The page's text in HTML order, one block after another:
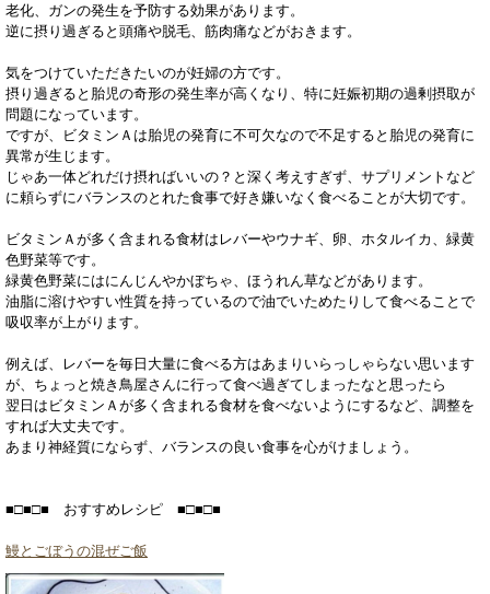
老化、ガンの発生を予防する効果があります。
逆に摂り過ぎると頭痛や脱毛、筋肉痛などがおきます。
気をつけていただきたいのが妊婦の方です。
摂り過ぎると胎児の奇形の発生率が高くなり、特に妊娠初期の過剰摂取が
問題になっています。
ですが、ビタミンＡは胎児の発育に不可欠なので不足すると胎児の発育に
異常が生じます。
じゃあ一体どれだけ摂ればいいの？と深く考えすぎず、サプリメントなど
に頼らずにバランスのとれた食事で好き嫌いなく食べることが大切です。
ビタミンＡが多く含まれる食材はレバーやウナギ、卵、ホタルイカ、緑黄
色野菜等です。
緑黄色野菜にはにんじんやかぼちゃ、ほうれん草などがあります。
油脂に溶けやすい性質を持っているので油でいためたりして食べることで
吸収率が上がります。
例えば、レバーを毎日大量に食べる方はあまりいらっしゃらない思います
が、ちょっと焼き鳥屋さんに行って食べ過ぎてしまったなと思ったら
翌日はビタミンＡが多く含まれる食材を食べないようにするなど、調整を
すれば大丈夫です。
あまり神経質にならず、バランスの良い食事を心がけましょう。
■□■□■ おすすめレシピ ■□■□■
鰻とごぼうの混ぜご飯